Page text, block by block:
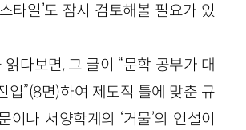
타일’도 잠시 검토해볼 필요가 있
다보면, 그 글이 “문학 공부가 대
입”(8면)하여 제도적 틀에 맞춘 규
이나 서양학계의 ‘거물’의 언설이